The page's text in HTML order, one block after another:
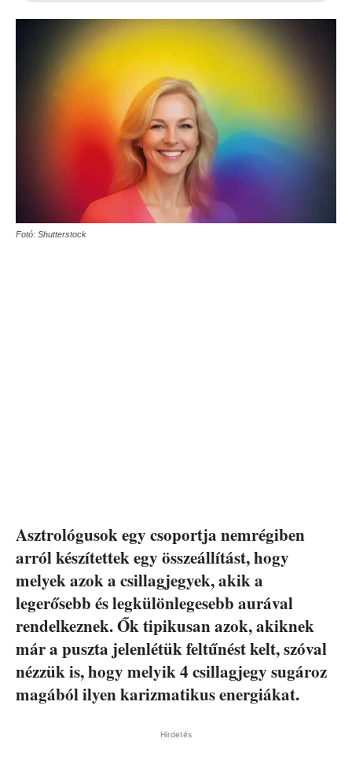
Fotó: Shutterstock
Asztrológusok egy csoportja nemrégiben
arról készítettek egy összeállítást, hogy
melyek azok a csillagjegyek, akik a
legerősebb és legkülönlegesebb aurával
rendelkeznek. Ők tipikusan azok, akiknek
már a puszta jelenlétük feltűnést kelt, szóval
nézzük is, hogy melyik 4 csillagjegy sugároz
magából ilyen karizmatikus energiákat.
Hirdetés